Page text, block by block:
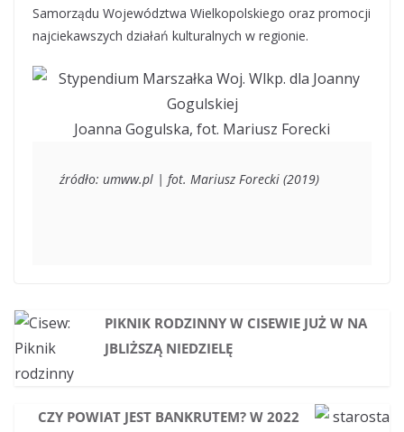
Samorządu Województwa Wielkopolskiego oraz promocji
najciekawszych działań kulturalnych w regionie.
Joanna Gogulska, fot. Mariusz Forecki
źródło: umww.pl | fot. Mariusz Forecki (2019)
PIKNIK RODZINNY W CISEWIE JUŻ W NA
JBLIŻSZĄ NIEDZIELĘ
CZY POWIAT JEST BANKRUTEM? W 2022